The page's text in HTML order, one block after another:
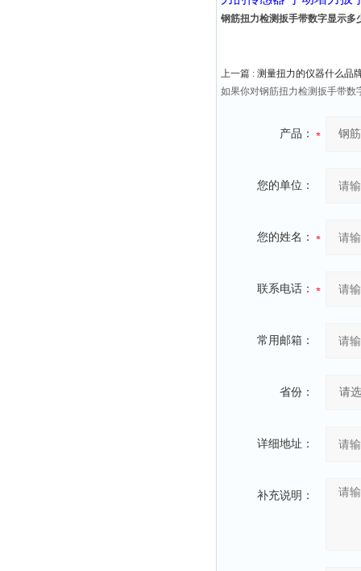
钢筋扭力检测扳手带数字显示多
上一篇 : 测量扭力的仪器什么品
如果你对钢筋扭力检测扳手带数
产品：
您的单位：
您的姓名：
联系电话：
常用邮箱：
省份：
详细地址：
补充说明：